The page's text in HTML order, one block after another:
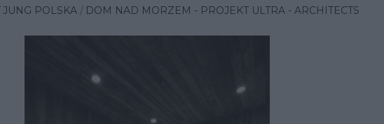
JUNG POLSKA DOM NAD MORZEM - PROJEKT ULTRA - ARCHITECTS